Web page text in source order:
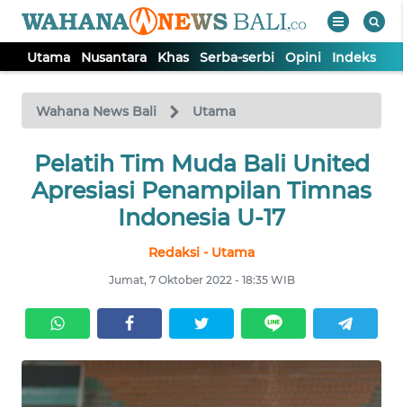
Utama Nusantara Khas Serba-serbi Opini Indeks
Wahana News Bali Utama
Pelatih Tim Muda Bali United
Apresiasi Penampilan Timnas
Indonesia U-17
Redaksi - Utama
Jumat, 7 Oktober 2022 - 18:35 WIB
TV
Tutup
UTAMA
SERBA-
SERBI
OPINI